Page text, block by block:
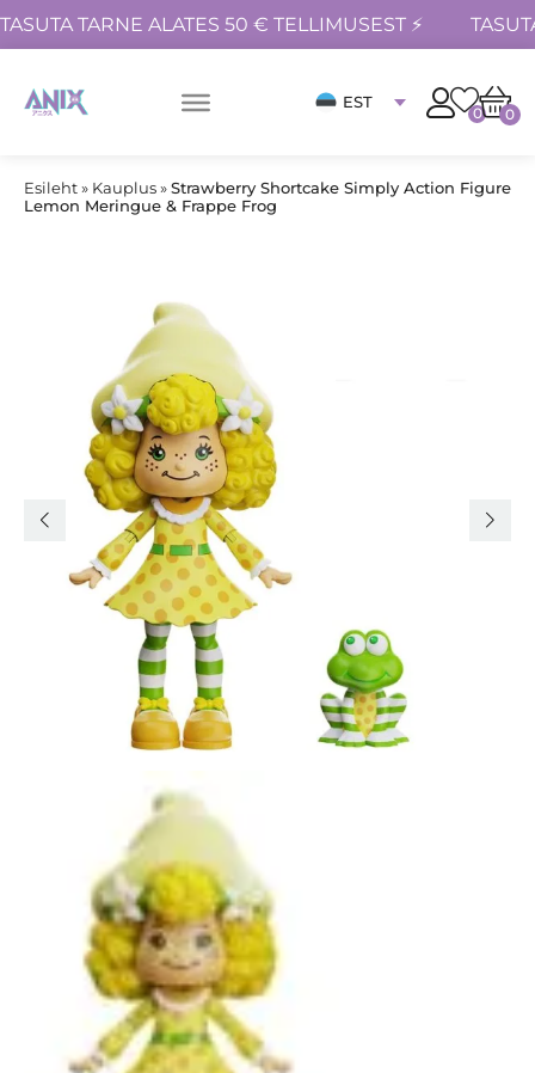
TASUTA TARNE ALATES 50 € TELLIMUSEST ⚡
EST
0 0
Esileht» Kauplus»Strawberry Shortcake Simply Action Figure
Lemon Meringue & Frappe Frog